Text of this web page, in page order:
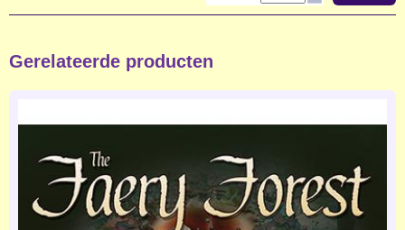
Gerelateerde producten